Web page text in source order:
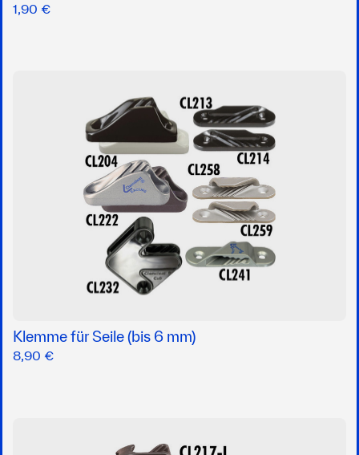
1,90 €
Klemme für Seile (bis 6 mm)
8,90 €